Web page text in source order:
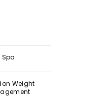
Spa
Weight